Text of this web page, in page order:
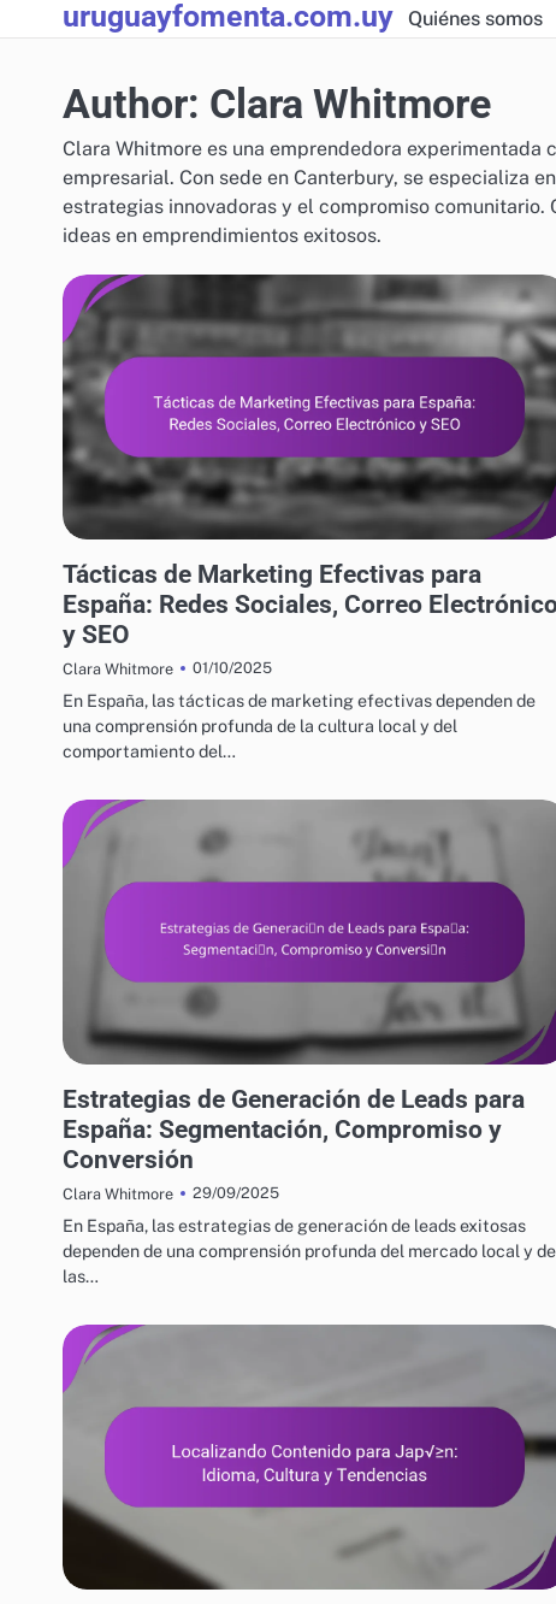
to
uruguayfomenta.com.uy Quiénes somos
Author: Clara Whitmore
Clara Whitmore es una emprendedora
empresarial. Con sede en Canterbury, se especializa
estrategias innovadoras y el compromiso
ideas en emprendimientos exitosos.
Tácticas de Marketing Efectivas para
España: Redes Sociales, Correo
y SEO
Clara Whitmore 01/10/2025
En España, las tácticas de marketing efectivas dependen de
una comprensión profunda de la cultura local y del
comportamiento del…
Estrategias de Generación de Leads para
España: Segmentación, Compromiso y
Conversión
Clara Whitmore 29/09/2025
En España, las estrategias de generación de leads exitosas
dependen de una comprensión profunda del mercado local y de
las…